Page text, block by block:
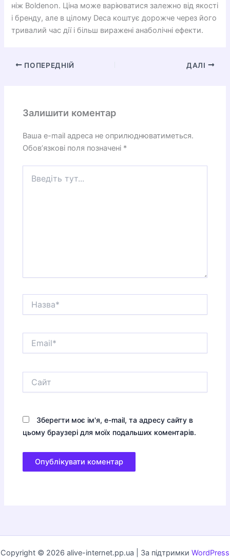
ніж Boldenon. Ціна може варіюватися залежно від якості
і бренду, але в цілому Deca коштує дорожче через його
тривалий час дії і більш виражені анаболічні ефекти.
ПОПЕРЕДНІЙ ДАЛІ
Залишити коментар
Ваша e-mail адреса не оприлюднюватиметься.
Обов’язкові поля позначені *
тут...
Зберегти моє ім'я, e-mail, та адресу сайту в
цьому браузері для моїх подальших коментарів.
Copyright © 2026 alive-internet.pp.ua | За підтримки WordPress